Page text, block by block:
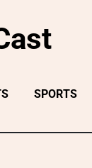
SPORTS